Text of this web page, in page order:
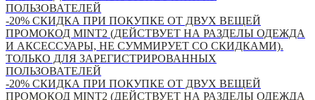
ПОЛЬЗОВАТЕЛЕЙ
-20% СКИДКА ПРИ ПОКУПКЕ ОТ ДВУХ ВЕЩЕЙ
ПРОМОКОД MINT2 (ДЕЙСТВУЕТ НА РАЗДЕЛЫ ОДЕЖДА
И АКСЕССУАРЫ, НЕ СУММИРУЕТ СО СКИДКАМИ).
ТОЛЬКО ДЛЯ ЗАРЕГИСТРИРОВАННЫХ
ПОЛЬЗОВАТЕЛЕЙ
-20% СКИДКА ПРИ ПОКУПКЕ ОТ ДВУХ ВЕЩЕЙ
ПРОМОКОД MINT2 (ДЕЙСТВУЕТ НА РАЗДЕЛЫ ОДЕЖДА